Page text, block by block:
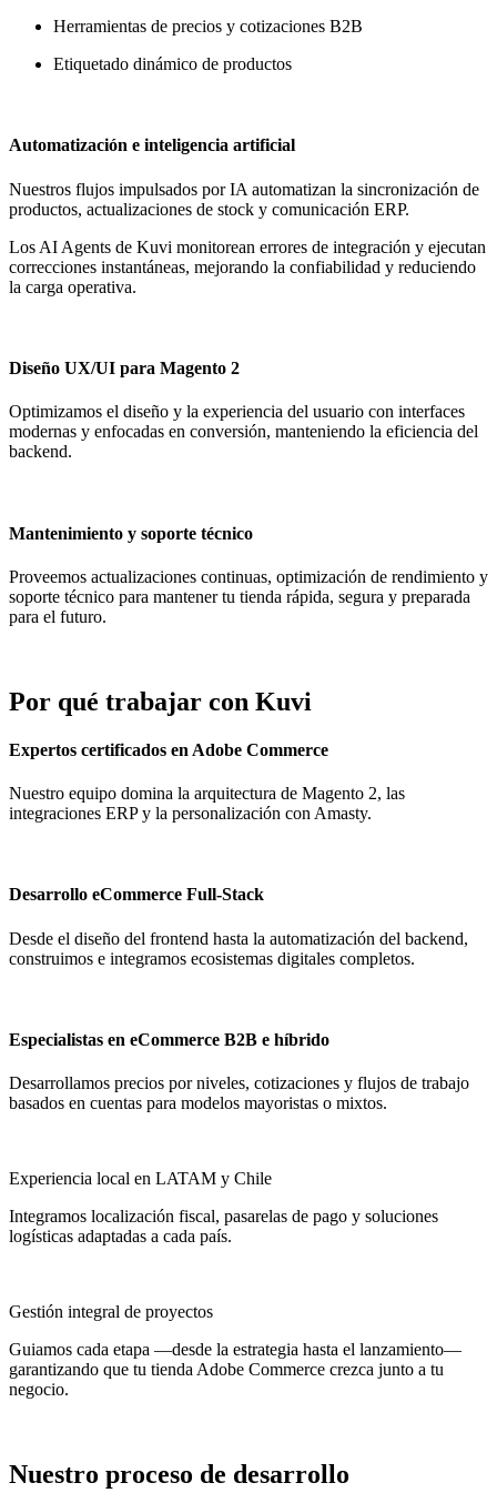
Herramientas de precios y cotizaciones B2B
Etiquetado dinámico de productos
Automatización e inteligencia artificial
Nuestros flujos impulsados por IA automatizan la sincronización de
productos, actualizaciones de stock y comunicación ERP.
Los AI Agents de Kuvi monitorean errores de integración y ejecutan
correcciones instantáneas, mejorando la confiabilidad y reduciendo
la carga operativa.
Diseño UX/UI para Magento 2
Optimizamos el diseño y la experiencia del usuario con interfaces
modernas y enfocadas en conversión, manteniendo la eficiencia del
backend.
Mantenimiento y soporte técnico
Proveemos actualizaciones continuas, optimización de rendimiento y
soporte técnico para mantener tu tienda rápida, segura y preparada
para el futuro.
Por qué trabajar con Kuvi
Expertos certificados en Adobe Commerce
Nuestro equipo domina la arquitectura de Magento 2, las
integraciones ERP y la personalización con Amasty.
Desarrollo eCommerce Full-Stack
Desde el diseño del frontend hasta la automatización del backend,
construimos e integramos ecosistemas digitales completos.
Especialistas en eCommerce B2B e híbrido
Desarrollamos precios por niveles, cotizaciones y flujos de trabajo
basados en cuentas para modelos mayoristas o mixtos.
Experiencia local en LATAM y Chile
Integramos localización fiscal, pasarelas de pago y soluciones
logísticas adaptadas a cada país.
Gestión integral de proyectos
Guiamos cada etapa —desde la estrategia hasta el lanzamiento—
garantizando que tu tienda Adobe Commerce crezca junto a tu
negocio.
Nuestro proceso de desarrollo